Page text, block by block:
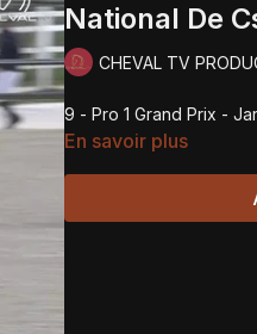
National De
CHEVAL TV
9 - Pro 1 Grand Prix -
En savoir plus